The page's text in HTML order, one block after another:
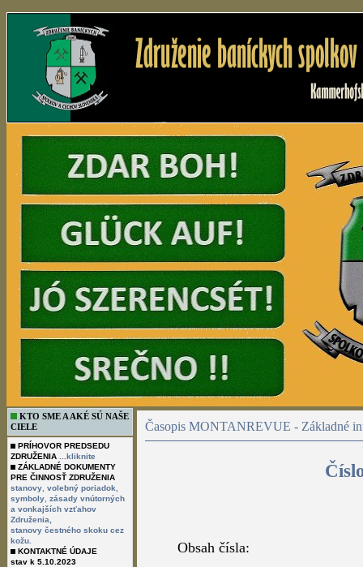
KTO SME A AKÉ SÚ NAŠE
CIELE
PRÍHOVOR PREDSEDU
ZDRUŽENIA
...kliknite
ZÁKLADNÉ DOKUMENTY
PRE ČINNOSŤ ZDRUŽENIA
stanovy volebný poriadok
symboly zásady vnútorných
a vonkajších vzťahov
Združenia,
stanovy čestného skoku cez
kožu.
KONTAKTNÉ ÚDAJE
stav k 5.10.2023
Časopis MONTANREVUE - Základné
Obsah čísla: